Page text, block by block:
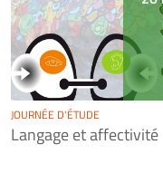
JOURNÉE D'ÉTUDE
Langage et affectivité